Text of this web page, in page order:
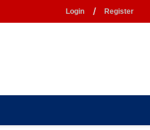
Login / Register